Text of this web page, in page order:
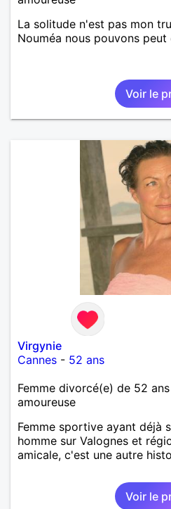
La solitude n'est pas mon
Nouméa nous pouvons
Voir le
Virgynie
Cannes - 52 ans
Femme divorcé(e) de 52
amoureuse
Femme sportive ayant déjà
homme sur Valognes et
amicale, c'est une autre
Voir le